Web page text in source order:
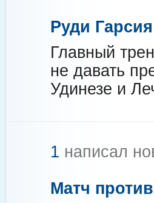
Руди
Главный
не давать
Удинезе и
1 написал
Матч